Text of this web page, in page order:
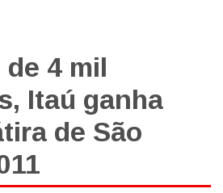
4 mil
Itaú ganha
de São